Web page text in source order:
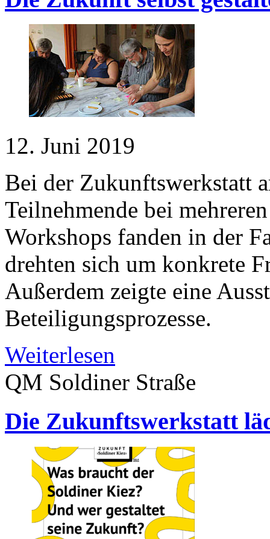
12. Juni 2019
Bei der Zukunftswerkstatt
Teilnehmende bei
Workshops fanden in der
drehten sich um konkrete
Außerdem zeigte eine
Beteiligungsprozesse.
Weiterlesen
QM Soldiner Straße
Die Zukunftswerkstatt